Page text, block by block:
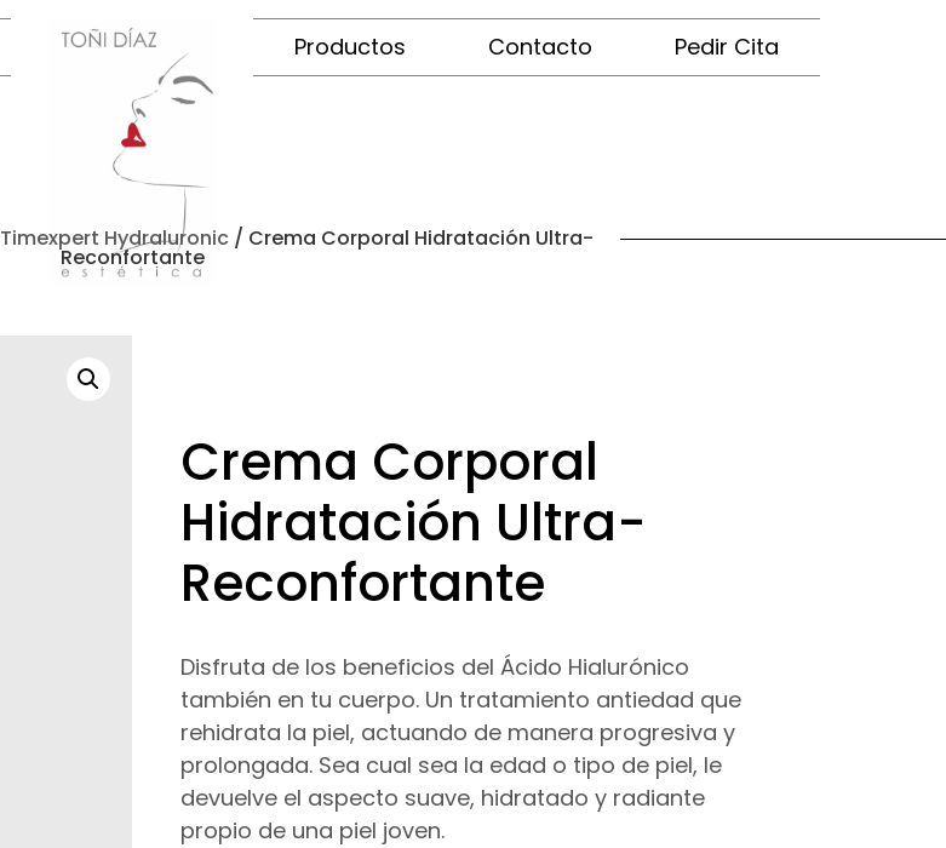
Productos Contacto Pedir Cita
Timexpert Hydraluronic / Crema Corporal Hidratación Ultra-
Reconfortante
Crema Corporal
Hidratación Ultra-
Reconfortante
Disfruta de los beneficios del Ácido Hialurónico
también en tu cuerpo. Un tratamiento antiedad que
rehidrata la piel, actuando de manera progresiva y
prolongada. Sea cual sea la edad o tipo de piel, le
devuelve el aspecto suave, hidratado y radiante
propio de una piel joven.